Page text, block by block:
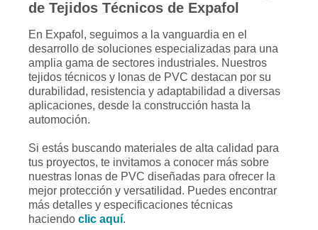
de Tejidos Técnicos de Expafol
En Expafol, seguimos a la vanguardia en el
desarrollo de soluciones especializadas para una
amplia gama de sectores industriales. Nuestros
tejidos técnicos y lonas de PVC destacan por su
durabilidad, resistencia y adaptabilidad a diversas
aplicaciones, desde la construcción hasta la
automoción.
Si estás buscando materiales de alta calidad para
tus proyectos, te invitamos a conocer más sobre
nuestras lonas de PVC diseñadas para ofrecer la
mejor protección y versatilidad. Puedes encontrar
más detalles y especificaciones técnicas
haciendo clic aquí.